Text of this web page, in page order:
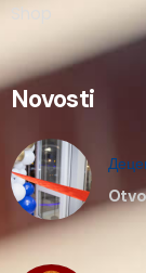
Shop
Novosti